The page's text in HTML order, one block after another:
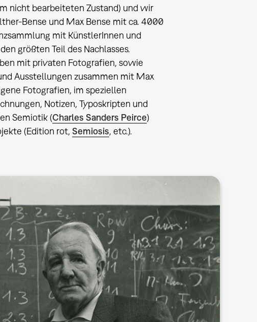
nicht bearbeiteten Zustand) und wir
Bense und Max Bense mit ca. 4000
mit KünstlerInnen und
größten Teil des Nachlasses.
mit privaten Fotografien, sowie
Ausstellungen zusammen mit Max
Fotografien, im speziellen
Notizen, Typoskripten und
Semiotik (Charles Sanders Peirce)
(Edition rot, Semiosis, etc.).